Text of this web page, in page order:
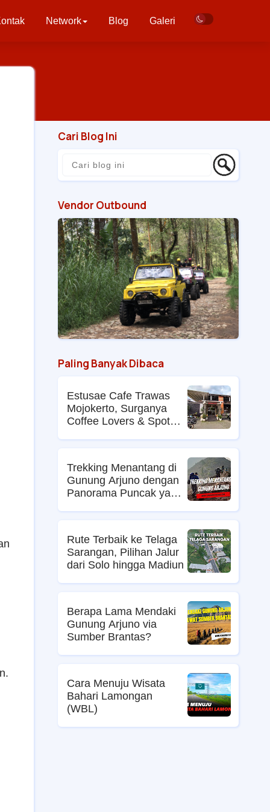
Network Blog Galeri
Cari Blog Ini
Vendor Outbound
Paling Banyak Dibaca
Estusae Cafe Trawas
Mojokerto, Surganya
Coffee Lovers & Spot
Trekking Menantang di
Gunung Arjuno dengan
Panorama Puncak yang
Rute Terbaik ke Telaga
Sarangan, Pilihan Jalur
dari Solo hingga Madiun
Berapa Lama Mendaki
Gunung Arjuno via
Sumber Brantas?
Cara Menuju Wisata
Bahari Lamongan
(WBL)